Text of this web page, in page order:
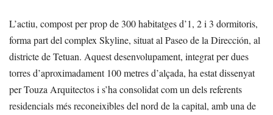
L’actiu, compost per prop de 300 habitatges d’1, 2 i 3 dormitoris,
forma part del complex Skyline, situat al Paseo de la Dirección, al
districte de Tetuan. Aquest desenvolupament, integrat per dues
torres d’aproximadament 100 metres d’alçada, ha estat dissenyat
per Touza Arquitectos i s’ha consolidat com un dels referents
residencials més reconeixibles del nord de la capital, amb una de